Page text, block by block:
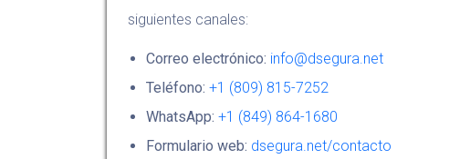
siguientes canales:
Correo electrónico: info@dsegura.net
Teléfono: +1 (809) 815-7252
WhatsApp: +1 (849) 864-1680
Formulario web: dsegura.net/contacto